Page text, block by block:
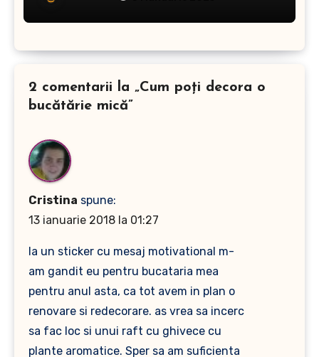
2 comentarii la „Cum poţi decora o
bucătărie mică”
Cristina spune:
13 ianuarie 2018 la 01:27
la un sticker cu mesaj motivational m-
am gandit eu pentru bucataria mea
pentru anul asta, ca tot avem in plan o
renovare si redecorare. as vrea sa incerc
sa fac loc si unui raft cu ghivece cu
plante aromatice. Sper sa am suficienta